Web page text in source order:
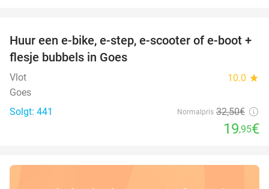
39%
Huur een e-bike, e-step, e-scooter of e-boot +
flesje bubbels in Goes
Vlot 10.0 star
Goes
Solgt: 441
Normalpris 32,50€
19,95€